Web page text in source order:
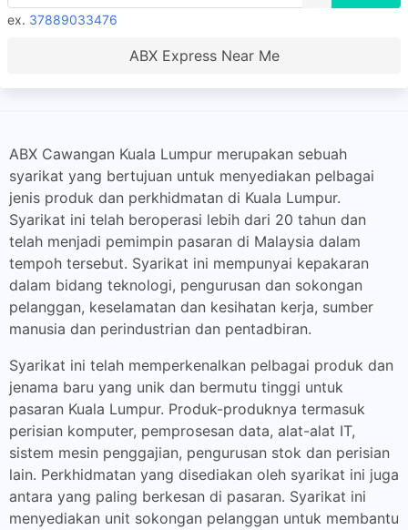
ex. 37889033476
ABX Express Near Me
ABX Cawangan Kuala Lumpur merupakan sebuah
syarikat yang bertujuan untuk menyediakan pelbagai
jenis produk dan perkhidmatan di Kuala Lumpur.
Syarikat ini telah beroperasi lebih dari 20 tahun dan
telah menjadi pemimpin pasaran di Malaysia dalam
tempoh tersebut. Syarikat ini mempunyai kepakaran
dalam bidang teknologi, pengurusan dan sokongan
pelanggan, keselamatan dan kesihatan kerja, sumber
manusia dan perindustrian dan pentadbiran.
Syarikat ini telah memperkenalkan pelbagai produk dan
jenama baru yang unik dan bermutu tinggi untuk
pasaran Kuala Lumpur. Produk-produknya termasuk
perisian komputer, pemprosesan data, alat-alat IT,
sistem mesin penggajian, pengurusan stok dan perisian
lain. Perkhidmatan yang disediakan oleh syarikat ini juga
antara yang paling berkesan di pasaran. Syarikat ini
menyediakan unit sokongan pelanggan untuk membantu